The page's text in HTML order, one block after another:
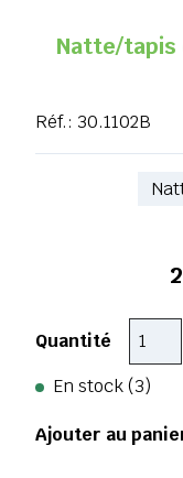
Natte/tapis
Réf.: 30.1102B
Quantité
En stock (3)
Ajouter au